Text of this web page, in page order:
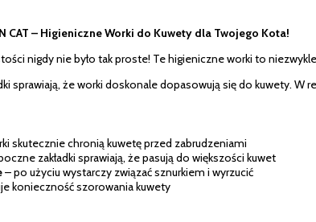
CAT – Higieniczne Worki do Kuwety dla Twojego Kota!
nigdy nie było tak proste! Te higieniczne worki to
sprawiają, że worki doskonale dopasowują się do kuwety.
skutecznie chronią kuwetę przed zabrudzeniami
zakładki sprawiają, że pasują do większości kuwet
– po użyciu wystarczy związać sznurkiem i wyrzucić
konieczność szorowania kuwety